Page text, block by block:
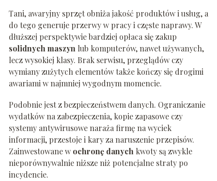
Tani, awaryjny sprzęt obniża jakość produktów i usług, a
do tego generuje przerwy w pracy i częste naprawy. W
dłuższej perspektywie bardziej opłaca się zakup
solidnych maszynlub komputerów, nawet używanych,
lecz wysokiej klasy. Brak serwisu, przeglądów czy
wymiany zużytych elementów także kończy się drogimi
awariami w najmniej wygodnym momencie.
Podobnie jest z bezpieczeństwem danych. Ograniczanie
wydatków na zabezpieczenia, kopie zapasowe czy
systemy antywirusowe naraża firmę na wyciek
informacji, przestoje i kary za naruszenie przepisów.
Zainwestowane w ochronę danychkwoty są zwykle
nieporównywalnie niższe niż potencjalne straty po
incydencie.